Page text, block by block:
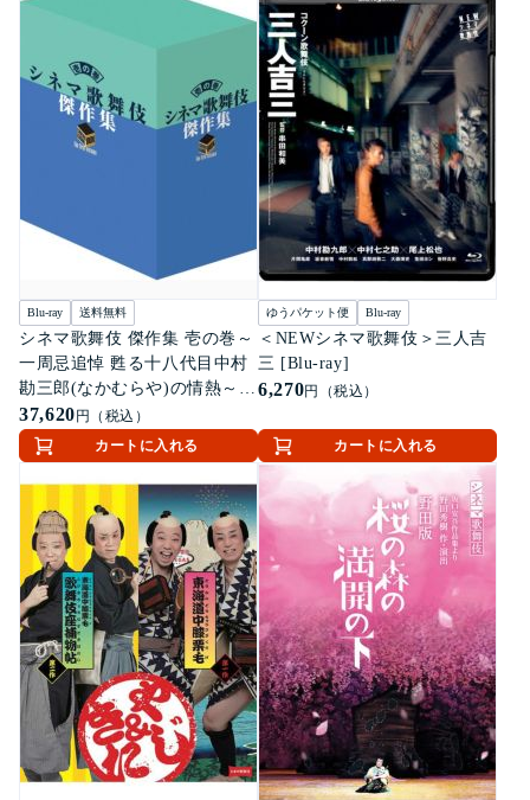
Blu-ray 送料無料
シネマ歌舞伎 傑作集 壱の巻～
一周忌追悼 甦る十八代目中村
勘三郎(なかむらや)の情熱～
[Blu-ray]
37,620 円（税込）
カートに入れる
ゆうパケット便 Blu-ray
＜NEWシネマ歌舞伎＞三人吉
三 [Blu-ray]
6,270円（税込）
カートに入れる